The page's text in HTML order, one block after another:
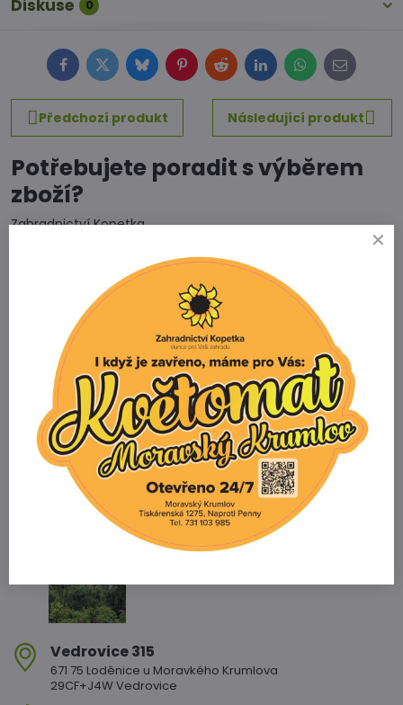
Diskuse 0
FacebookTwitterBlueskyPinterestRedditLinkedInWhatsApp
E-
mail
Předchozí produkt
Následující produkt
Potřebujete poradit s výběrem
zboží?
Zahradnictví Kopetka
671 75 Loděnice u Moravského Krumlova
Telefon
+420 731 103 985
Prodejna
+420 607 042 662
Email
info@zahradnictvikopetka.cz
Zahradnictví Vedrovice
Vedrovice 315
671 75 Loděnice u Moravkého Krumlova
29CF+J4W Vedrovice